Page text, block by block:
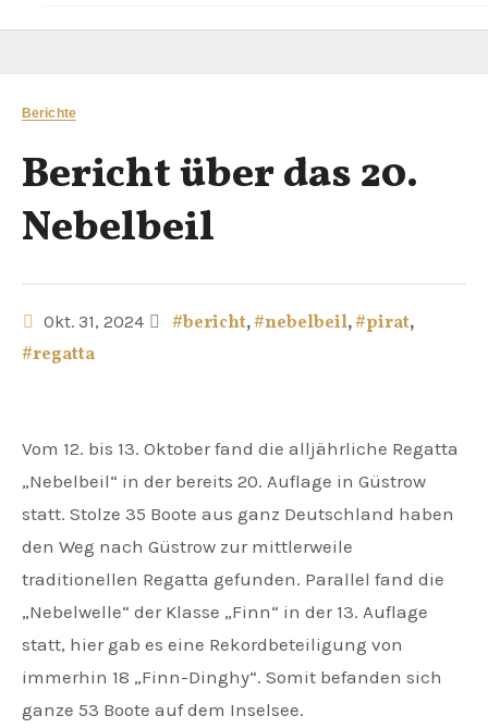
Berichte
Bericht über das 20.
Nebelbeil
Okt. 31, 2024 #bericht,#nebelbeil,#pirat,
#regatta
Vom 12. bis 13. Oktober fand die alljährliche Regatta
„Nebelbeil“ in der bereits 20. Auflage in Güstrow
statt. Stolze 35 Boote aus ganz Deutschland haben
den Weg nach Güstrow zur mittlerweile
traditionellen Regatta gefunden. Parallel fand die
„Nebelwelle“ der Klasse „Finn“ in der 13. Auflage
statt, hier gab es eine Rekordbeteiligung von
immerhin 18 „Finn-Dinghy“. Somit befanden sich
ganze 53 Boote auf dem Inselsee.